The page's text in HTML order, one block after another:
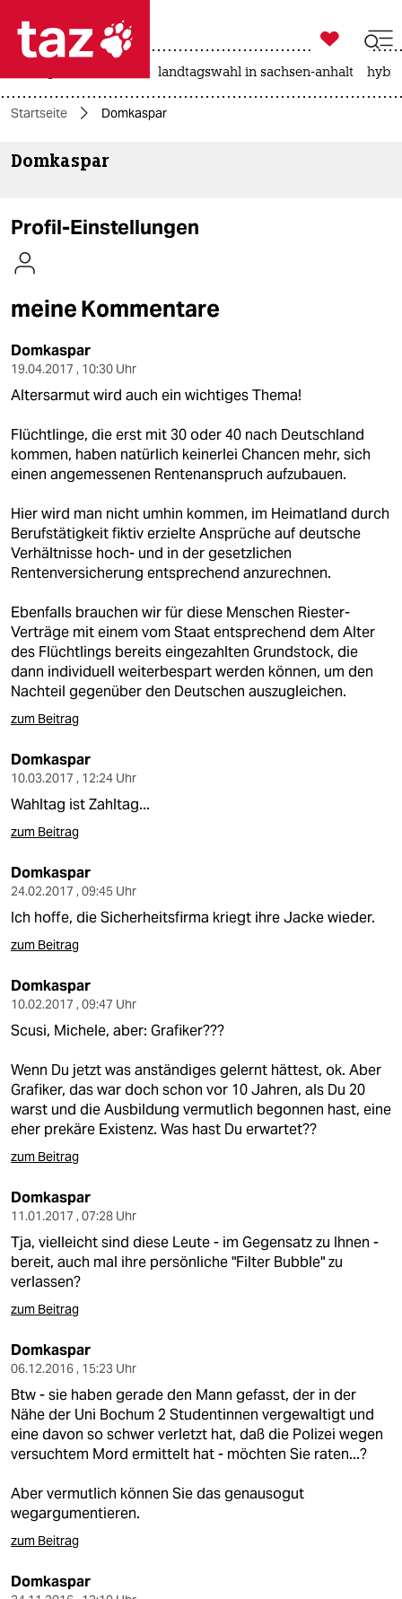
 taz zahl ich
taz zahl ich
themen
kultur
sport
berlin
nord
wahrheit
verlag
verlag
shop
fragen & hilfe
unterstützen
genossenschaft
epaper login

taz zahl ich
landtagswahl in sachsen-anhalt
Startseite Domkaspar
Domkaspar
Profil-Einstellungen
meine Kommentare
Domkaspar
19.04.2017 , 10:30 Uhr
Altersarmut wird auch ein wichtiges Thema!
Flüchtlinge, die erst mit 30 oder 40 nach Deutschland
kommen, haben natürlich keinerlei Chancen mehr, sich
einen angemessenen Rentenanspruch aufzubauen.
Hier wird man nicht umhin kommen, im Heimatland durch
Berufstätigkeit fiktiv erzielte Ansprüche auf deutsche
Verhältnisse hoch- und in der gesetzlichen
Rentenversicherung entsprechend anzurechnen.
Ebenfalls brauchen wir für diese Menschen Riester-
Verträge mit einem vom Staat entsprechend dem Alter
des Flüchtlings bereits eingezahlten Grundstock, die
dann individuell weiterbespart werden können, um den
Nachteil gegenüber den Deutschen auszugleichen.
zum Beitrag
Domkaspar
10.03.2017 , 12:24 Uhr
Wahltag ist Zahltag...
zum Beitrag
Domkaspar
24.02.2017 , 09:45 Uhr
Ich hoffe, die Sicherheitsfirma kriegt ihre Jacke wieder.
zum Beitrag
Domkaspar
10.02.2017 , 09:47 Uhr
Scusi, Michele, aber: Grafiker???
Wenn Du jetzt was anständiges gelernt hättest, ok. Aber
Grafiker, das war doch schon vor 10 Jahren, als Du 20
warst und die Ausbildung vermutlich begonnen hast, eine
eher prekäre Existenz. Was hast Du erwartet??
zum Beitrag
Domkaspar
11.01.2017 , 07:28 Uhr
Tja, vielleicht sind diese Leute - im Gegensatz zu Ihnen -
bereit, auch mal ihre persönliche "Filter Bubble" zu
verlassen?
zum Beitrag
Domkaspar
06.12.2016 , 15:23 Uhr
Btw - sie haben gerade den Mann gefasst, der in der
Nähe der Uni Bochum 2 Studentinnen vergewaltigt und
eine davon so schwer verletzt hat, daß die Polizei wegen
versuchtem Mord ermittelt hat - möchten Sie raten...?
Aber vermutlich können Sie das genausogut
wegargumentieren.
zum Beitrag
Domkaspar